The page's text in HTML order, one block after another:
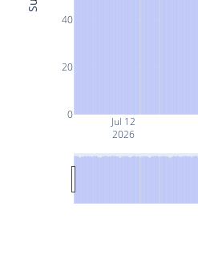
Jul 12
2026
0
20
40